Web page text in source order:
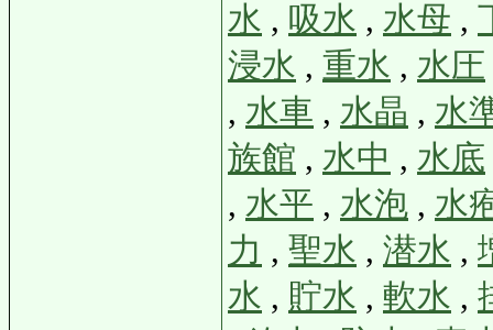
水 , 吸水 , 水母 ,
浸水 , 重水 , 水圧
, 水車 , 水晶 , 水
族館 , 水中 , 水底
, 水平 , 水泡 , 水
力 , 聖水 , 潜水 ,
水 , 貯水 , 軟水 ,